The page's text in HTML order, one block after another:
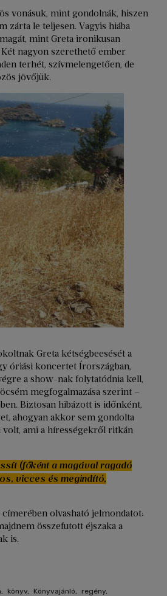
vonásuk, mint gondolnák, hiszen
zárta le teljesen. Vagyis hiába
mint Greta ironikusan
nagyon szerethető ember
terhét, szívmelengetően, de
jövőjük.
Greta kétségbeesését a
óriási koncertet Írországban,
a show-nak folytatódnia kell,
megfogalmazása szerint –
Biztosan hibázott is időnként,
ahogyan akkor sem gondolta
volt, ami a hírességekről ritkán
(főként a magával ragadó
vicces és megindító,
olvasható jelmondatot:
összefutott éjszaka a
is.
könyv Könyvajánló regény